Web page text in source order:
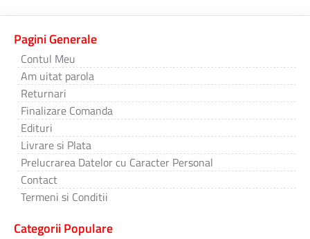
Pagini Generale
Contul Meu
Am uitat parola
Returnari
Finalizare Comanda
Edituri
Livrare si Plata
Prelucrarea Datelor cu Caracter Personal
Contact
Termeni si Conditii
Categorii Populare